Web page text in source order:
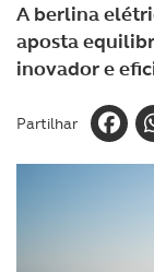
A berlina
aposta
inovador e
Partilhar